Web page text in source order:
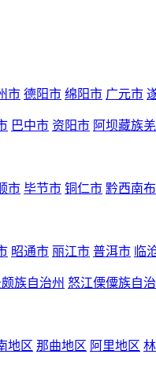
市 德阳市 绵阳市 广元市
巴中市 资阳市 阿坝藏族
市 毕节市 铜仁市 黔西南
昭通市 丽江市 普洱市 临
族自治州 怒江傈僳族自
地区 那曲地区 阿里地区